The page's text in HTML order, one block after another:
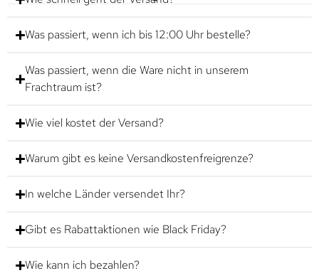
Was passiert, wenn ich bis 12:00 Uhr bestelle?
Was passiert, wenn die Ware nicht in unserem
Frachtraum ist?
Wie viel kostet der Versand?
Warum gibt es keine Versandkostenfreigrenze?
In welche Länder versendet Ihr?
Gibt es Rabattaktionen wie Black Friday?
Wie kann ich bezahlen?